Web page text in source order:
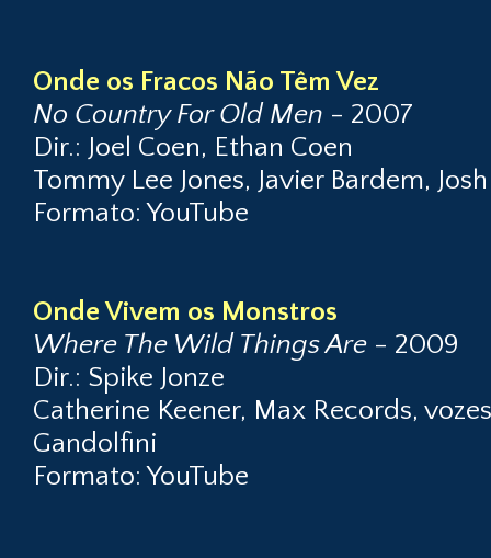
Onde os Fracos Não Têm Vez
No Country For Old Men - 2007
Dir.: Joel Coen, Ethan Coen
Tommy Lee Jones, Javier Bardem,
Formato: YouTube
Onde Vivem os Monstros
Where The Wild Things Are - 2009
Dir.: Spike Jonze
Catherine Keener, Max Records,
Gandolfini
Formato: YouTube